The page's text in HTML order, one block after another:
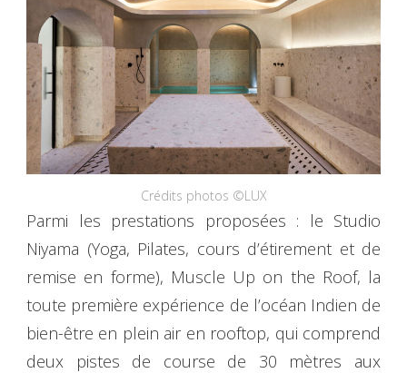
Crédits photos ©LUX
Parmi les prestations proposées : le Studio
Niyama (Yoga, Pilates, cours d’étirement et de
remise en forme), Muscle Up on the Roof, la
toute première expérience de l’océan Indien de
bien-être en plein air en rooftop, qui comprend
deux pistes de course de 30 mètres aux